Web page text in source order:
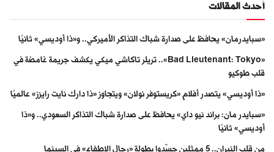
أحدث المقالات
«سبايدرمان» يحافظ على صدارة شباك التذاكر الأميركي.. و«ذا أوديسي» ثانيًا
«Bad Lieutenant: Tokyo».. تريلر تاكاشي ميكي يكشف جريمة غامضة في
قلب طوكيو
«ذا أوديسي» يتصدر أفلام «كريستوفر نولان» ويتجاوز «ذا دارك نايت رايزز» عالميًا
«سبايدر مان: براند نيو داي» يحافظ على صدارة شباك التذاكر السعودي.. و«ذا
أوديسي» ثانيًا
من قلب النيران.. 5 ممثلين جسّدوا بطولة «رجال الإطفاء» في السينما